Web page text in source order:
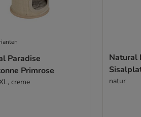
Paradise
Primrose
creme
Natural
natur